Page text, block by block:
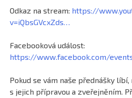
Odkaz na stream: https://
v=iQbsGVcxZds…
Facebooková událost:
https://www.facebook.com/
Pokud se vám naše přednášky
s jejich přípravou a zveřejněním.